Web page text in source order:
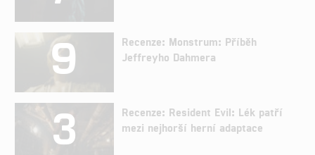
9
Recenze: Monstrum: Příběh
Jeffreyho Dahmera
3
Recenze: Resident Evil: Lék patří
mezi nejhorší herní adaptace